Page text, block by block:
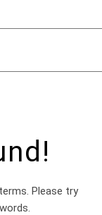
Please try